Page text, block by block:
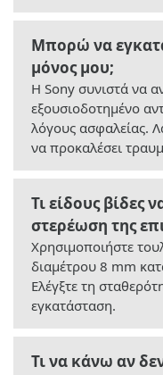
Μπορώ να
μόνος μου;
Η Sony συνιστά να
εξουσιοδοτημένο
λόγους ασφαλείας.
να προκαλέσει
Τι είδους βίδες
στερέωση της
Χρησιμοποιήστε
διαμέτρου 8 mm
Ελέγξτε τη
εγκατάσταση.
Τι να κάνω αν